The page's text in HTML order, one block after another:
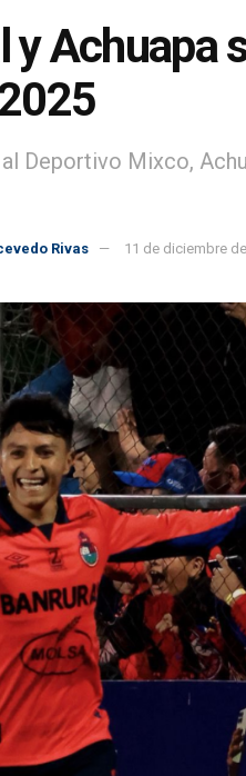
y Achuapa
Deportivo Mixco,
Rivas 11 de diciembre